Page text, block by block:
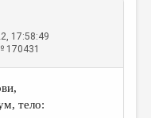
17:58:49
170431
тело: